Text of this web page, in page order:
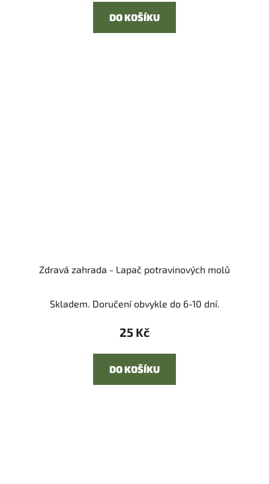
DO KOŠÍKU
Zdravá zahrada - Lapač potravinových molů
Skladem. Doručení obvykle do 6-10 dní.
25 Kč
DO KOŠÍKU